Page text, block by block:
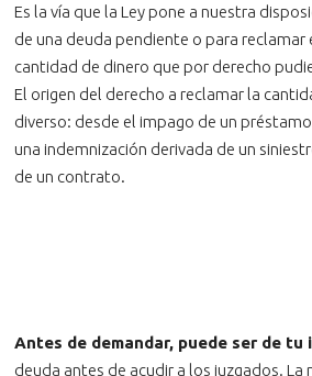
Es la vía que la Ley pone a nuestra
de una deuda pendiente o para reclamar
cantidad de dinero que por derecho
El origen del derecho a reclamar la
diverso: desde el impago de un
una indemnización derivada de un
de un contrato.
Antes de demandar, puede ser de
deuda antes de acudir a los juzgados. La